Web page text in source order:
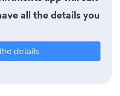
all the details you
details